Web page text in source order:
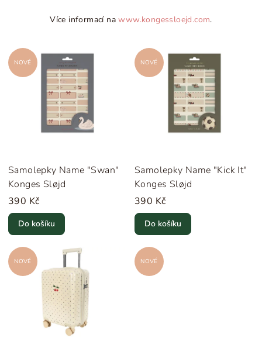
Více informací nawww.kongessloejd.com.
V
ý
o
d
u
k
t
NOVÉ
Samolepky Name "Swan"
Konges Sløjd
390 Kč
Do košíku
NOVÉ
Samolepky Name "Kick It"
Konges Sløjd
390 Kč
Do košíku
NOVÉ NOVÉ